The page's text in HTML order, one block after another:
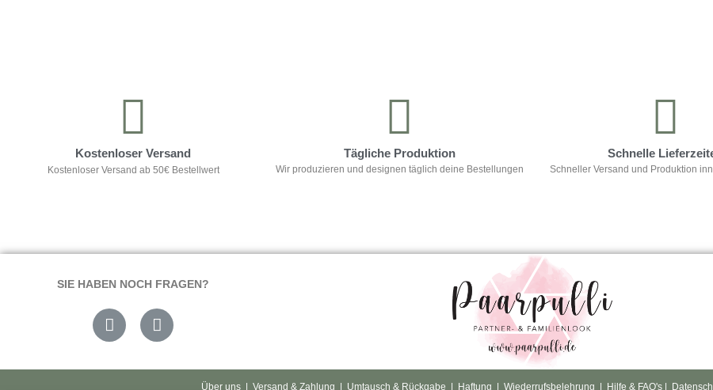
Kostenloser Versand
Kostenloser Versand ab 50€ Bestellwert
Tägliche Produktion
Wir produzieren und designen täglich deine Bestellungen
Schnelle
Schneller Versand und Produktion
SIE HABEN NOCH FRAGEN?
Über uns| Versand & Zahlung Umtausch & Rückgabe Haftung Wiederrufsbelehrung Hilfe & FAQ's|